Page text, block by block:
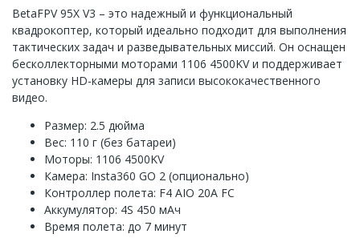
BetaFPV 95X V3 – это надежный и функциональный
квадрокоптер, который идеально подходит для выполнения
тактических задач и разведывательных миссий. Он оснащен
бесколлекторными моторами 1106 4500KV и поддерживает
установку HD-камеры для записи высококачественного
видео.
Размер: 2.5 дюйма
Вес: 110 г (без батареи)
Моторы: 1106 4500KV
Камера: Insta360 GO 2 (опционально)
Контроллер полета: F4 AIO 20A FC
Аккумулятор: 4S 450 мАч
Время полета: до 7 минут